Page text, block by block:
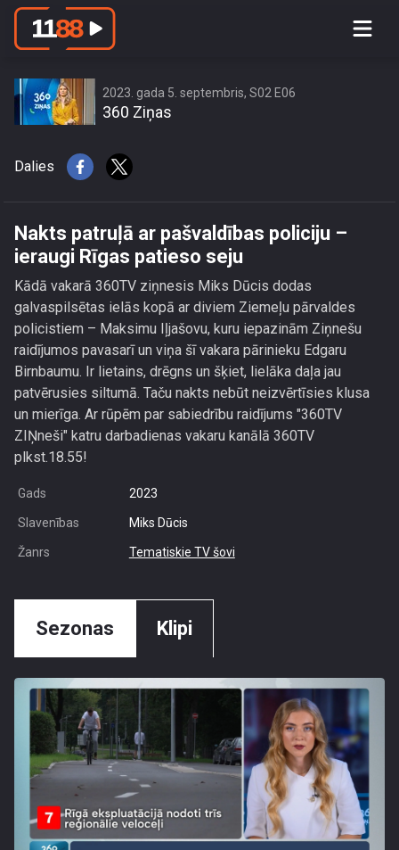
Nakts patruļā ar pašvaldības policiju –
2023. gada 5. septembris, S02 E06
360 Ziņas
Dalies
Nakts patruļā ar pašvaldības policiju –
ieraugi Rīgas patieso seju
Kādā vakarā 360TV ziņnesis Miks Dūcis dodas
galvaspilsētas ielās kopā ar diviem Ziemeļu pārvaldes
policistiem – Maksimu Iļjašovu, kuru iepazinām Ziņnešu
raidījumos pavasarī un viņa šī vakara pārinieku Edgaru
Birnbaumu. Ir lietains, drēgns un šķiet, lielāka daļa jau
patvērusies siltumā. Taču nakts nebūt neizvērtīsies klusa
un mierīga. Ar rūpēm par sabiedrību raidījums "360TV
ZIŅneši" katru darbadienas vakaru kanālā 360TV
plkst.18.55!
Gads 2023
Slavenības Miks Dūcis
Žanrs Tematiskie TV šovi
Sezonas Klipi